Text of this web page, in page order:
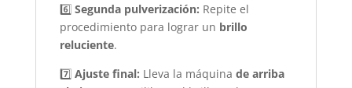
6️⃣ Segunda pulverización: Repite el
procedimiento para lograr un brillo
reluciente.
7️⃣ Ajuste final: Lleva la máquina de arriba